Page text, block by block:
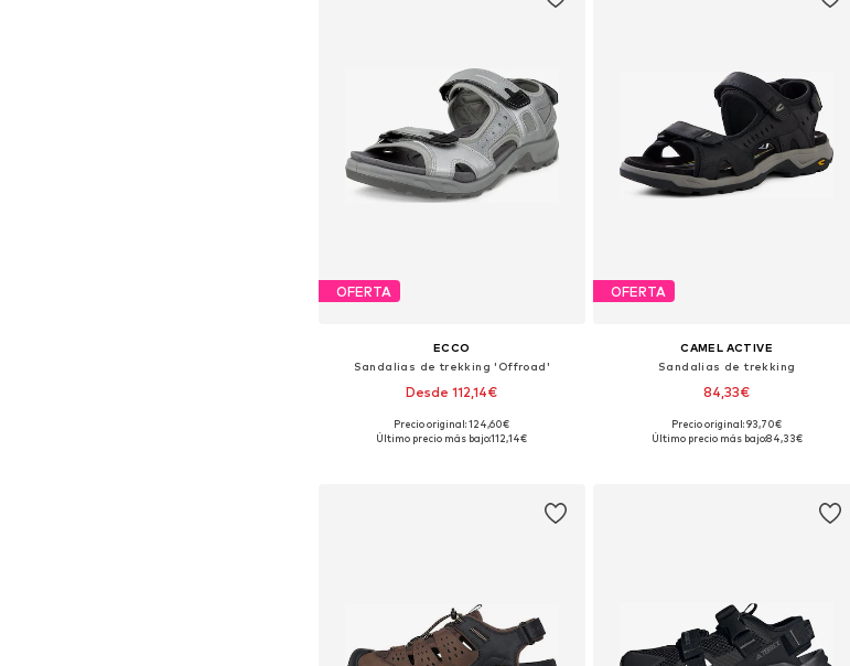
OFERTA
ECCO
Sandalias de trekking 'Offroad'
Desde 112,14€
Disponible en muchas tallas
Precio original: 124,60€
Último precio más bajo:112,14€
OFERTA
CAMEL ACTIVE
Sandalias de trekking
84,33€
Tallas disponibles: 42, 43, 44, 45
Precio original: 93,70€
Último precio más bajo:84,33€